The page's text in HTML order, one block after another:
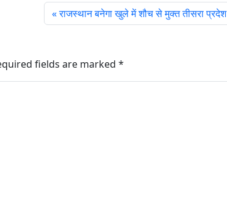
राजस्थान बनेगा खुले में शौच से मुक्त तीसरा प्रदेश
fields are marked *